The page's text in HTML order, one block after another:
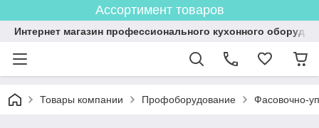
Ассортимент товаров
Интернет магазин профессионального кухонного
Товары компании Профоборудование Фасовочно-